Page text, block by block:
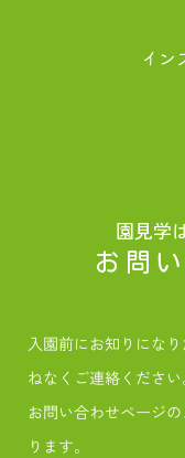
イン
園見学
お問
入園前にお知りにな
ねなくご連絡ください
お問い合わせページ
ります。